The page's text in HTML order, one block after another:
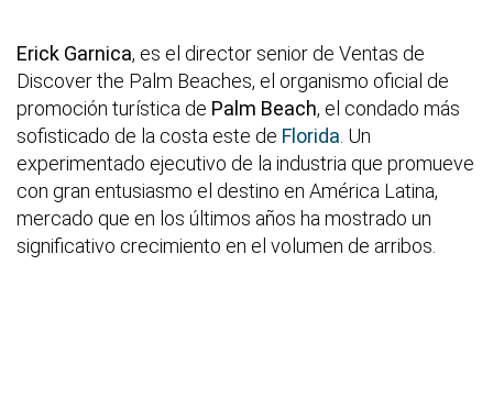
Erick Garnica, es el director senior de Ventas de
Discover the Palm Beaches, el organismo oficial de
promoción turística de Palm Beach, el condado más
sofisticado de la costa este de Florida. Un
experimentado ejecutivo de la industria que promueve
con gran entusiasmo el destino en América Latina,
mercado que en los últimos años ha mostrado un
significativo crecimiento en el volumen de arribos.